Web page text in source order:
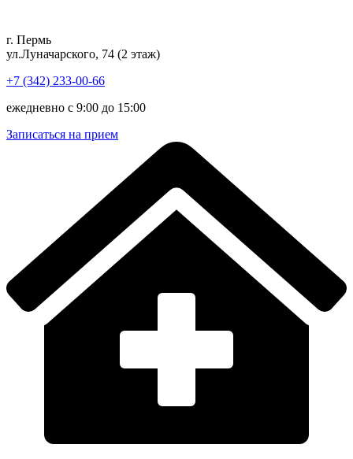
содержимому
г. Пермь
ул.Луначарского, 74 (2 этаж)
+7 (342) 233-00-66
ежедневно с 9:00 до 15:00
Записаться на прием